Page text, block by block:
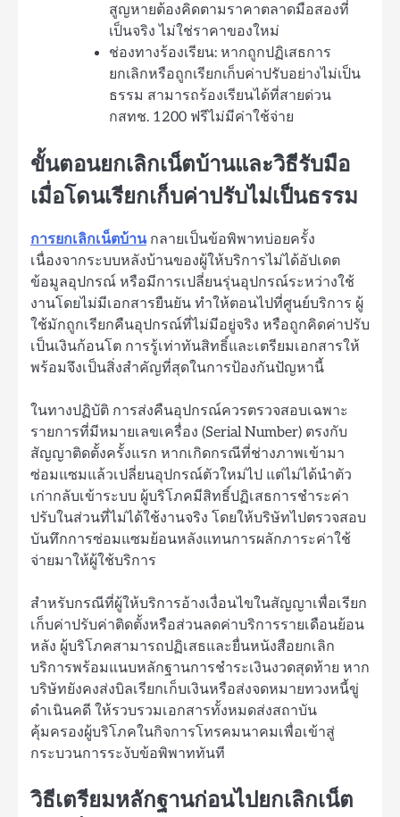
สูญหายต้องคิดตามราคาตลาดมือสองที่
เป็นจริง ไม่ใช่ราคาของใหม่
ช่องทางร้องเรียน: หากถูกปฏิเสธการ
ยกเลิกหรือถูกเรียกเก็บค่าปรับอย่างไม่เป็น
ธรรม สามารถร้องเรียนได้ที่สายด่วน
กสทช. 1200 ฟรีไม่มีค่าใช้จ่าย
ขั้นตอนยกเลิกเน็ตบ้านและวิธีรับมือ
เมื่อโดนเรียกเก็บค่าปรับไม่เป็นธรรม
การยกเลิกเน็ตบ้านกลายเป็นข้อพิพาทบ่อยครั้ง
เนื่องจากระบบหลังบ้านของผู้ให้บริการไม่ได้อัปเดต
ข้อมูลอุปกรณ์ หรือมีการเปลี่ยนรุ่นอุปกรณ์ระหว่างใช้
งานโดยไม่มีเอกสารยืนยัน ทำให้ตอนไปที่ศูนย์บริการ ผู้
ใช้มักถูกเรียกคืนอุปกรณ์ที่ไม่มีอยู่จริง หรือถูกคิดค่าปรับ
เป็นเงินก้อนโต การรู้เท่าทันสิทธิ์และเตรียมเอกสารให้
พร้อมจึงเป็นสิ่งสำคัญที่สุดในการป้องกันปัญหานี้
ในทางปฏิบัติ การส่งคืนอุปกรณ์ควรตรวจสอบเฉพาะ
รายการที่มีหมายเลขเครื่อง (Serial Number) ตรงกับ
สัญญาติดตั้งครั้งแรก หากเกิดกรณีที่ช่างภาพเข้ามา
ซ่อมแซมแล้วเปลี่ยนอุปกรณ์ตัวใหม่ไป แต่ไม่ได้นำตัว
เก่ากลับเข้าระบบ ผู้บริโภคมีสิทธิ์ปฏิเสธการชำระค่า
ปรับในส่วนที่ไม่ได้ใช้งานจริง โดยให้บริษัทไปตรวจสอบ
บันทึกการซ่อมแซมย้อนหลังแทนการผลักภาระค่าใช้
จ่ายมาให้ผู้ใช้บริการ
สำหรับกรณีที่ผู้ให้บริการอ้างเงื่อนไขในสัญญาเพื่อเรียก
เก็บค่าปรับค่าติดตั้งหรือส่วนลดค่าบริการรายเดือนย้อน
หลัง ผู้บริโภคสามารถปฏิเสธและยื่นหนังสือยกเลิก
บริการพร้อมแนบหลักฐานการชำระเงินงวดสุดท้าย หาก
บริษัทยังคงส่งบิลเรียกเก็บเงินหรือส่งจดหมายทวงหนี้ขู่
ดำเนินคดี ให้รวบรวมเอกสารทั้งหมดส่งสถาบัน
คุ้มครองผู้บริโภคในกิจการโทรคมนาคมเพื่อเข้าสู่
กระบวนการระงับข้อพิพาททันที
วิธีเตรียมหลักฐานก่อนไปยกเลิกเน็ต